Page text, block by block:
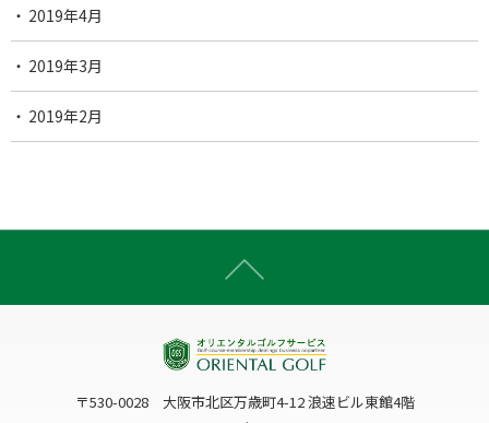
2019年4月
2019年3月
2019年2月
〒530-0028 大阪市北区万歳町4-12 浪速ビル東館4階